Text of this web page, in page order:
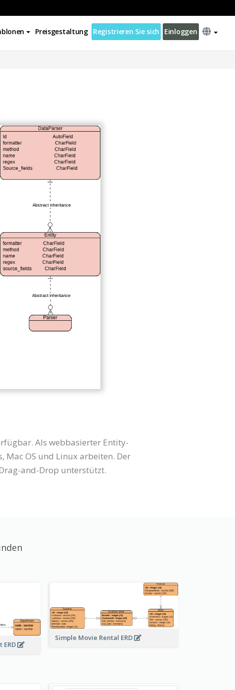
Preisgestaltung Registrieren Sie sich Einloggen
Als webbasierter Entity-
OS und Linux arbeiten. Der
and-Drop unterstützt.
Simple Movie Rental ERD